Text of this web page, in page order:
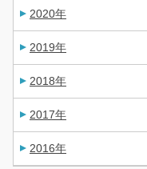
2020年
2019年
2018年
2017年
2016年